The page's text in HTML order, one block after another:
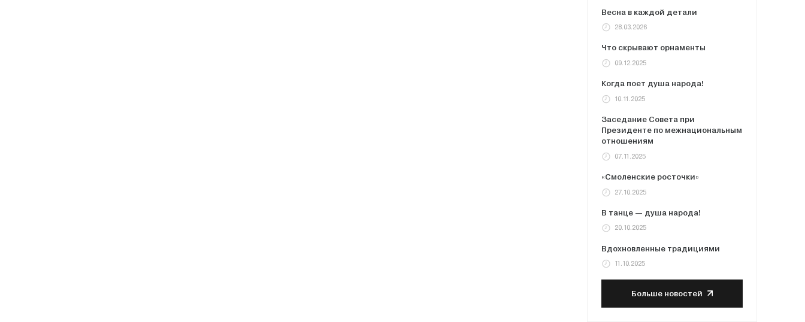
Весна в каждой детали
28.03.2026
Что скрывают орнаменты
09.12.2025
Когда поет душа народа!
10.11.2025
Заседание Совета при
Президенте по межнациональным
отношениям
07.11.2025
«Смоленские росточки»
27.10.2025
В танце — душа народа!
20.10.2025
Вдохновленные традициями
11.10.2025
Больше новостей